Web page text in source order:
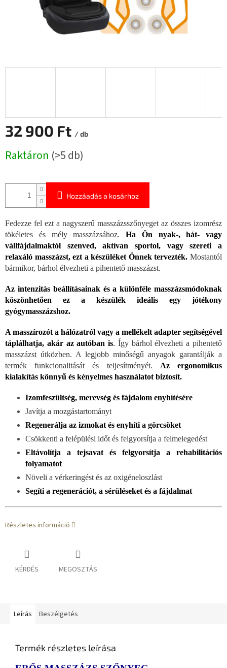
32 900 Ft / db
Raktáron (>5 db)
Hozzáadás a kosárhoz
Fedezze fel ezt a nagyszerű masszázsszőnyeget az összes izomrész
tökéletes és mély masszázsához. Ha Ön nyak-, hát- vagy
vállfájdalmaktól szenved, aktívan sportol, vagy szereti a
relaxáló masszázst, ezt a készüléket Önnek tervezték. Mostantól
bármikor, bárhol élvezheti a pihentető masszázst.
Az intenzitás beállításainak és a különféle masszázsmódoknak
köszönhetően ez a készülék ideális egy jótékony
gyógymasszázshoz.
A masszírozót a hálózatról vagy a mellékelt adapter segítségével
táplálhatja, akár az autóban is. Így bárhol élvezheti a pihentető
masszázst útközben. A legjobb minőségű anyagok garantálják a
termék funkcionalitását és teljesítményét. Az ergonomikus
kialakítás könnyű és kényelmes használatot biztosít.
Izomfeszültség, merevség és fájdalom enyhítésére
Javítja a mozgástartományt
Regenerálja az izmokat és enyhíti a görcsöket
Csökkenti a felépülési időt és felgyorsítja a felmelegedést
Eltávolítja a tejsavat és felgyorsítja a rehabilitációs
folyamatot
Növeli a vérkeringést és az oxigéneloszlást
Segíti a regenerációt, a sérüléseket és a fájdalmat
Részletes információ
KÉRDÉS MEGOSZTÁS
Leírás Beszélgetés
Termék részletes leírása